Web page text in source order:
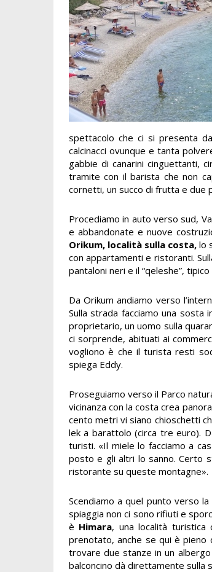
spettacolo che ci si presenta
calcinacci ovunque e tanta
gabbie di canarini cinguettanti,
tramite con il barista che non
cornetti, un succo di frutta e due
Procediamo in auto verso sud,
e abbandonate e nuove
Orikum, località sulla costa,lo
con appartamenti e ristoranti.
pantaloni neri e il “qeleshe”,
Da Orikum andiamo verso
Sulla strada facciamo una
proprietario, un uomo sulla
ci sorprende, abituati ai
vogliono è che il turista resti
spiega Eddy.
Proseguiamo verso il Parco
vicinanza con la costa crea
cento metri vi siano chioschetti
lek a barattolo (circa tre euro).
turisti. «Il miele lo facciamo a
posto e gli altri lo sanno. Certo
ristorante su queste montagne».
Scendiamo a quel punto verso
spiaggia non ci sono rifiuti e
è Himara, una località turistica
prenotato, anche se qui è pieno
trovare due stanze in un
balconcino dà direttamente